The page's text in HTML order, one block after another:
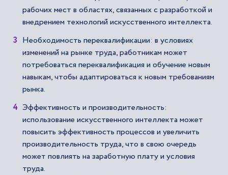
рабочих мест в областях, связанных с разработкой и
внедрением технологий искусственного интеллекта.
Необходимость переквалификации: в условиях
изменений на рынке труда, работникам может
потребоваться переквалификация и обучение новым
навыкам, чтобы адаптироваться к новым требованиям
рынка.
Эффективность и производительность:
использование искусственного интеллекта может
повысить эффективность процессов и увеличить
производительность труда, что в свою очередь
может повлиять на заработную плату и условия
труда.